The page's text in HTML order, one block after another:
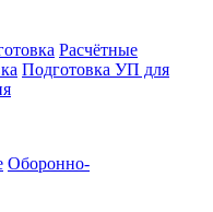
Расчётные
Подготовка УП для
Оборонно-